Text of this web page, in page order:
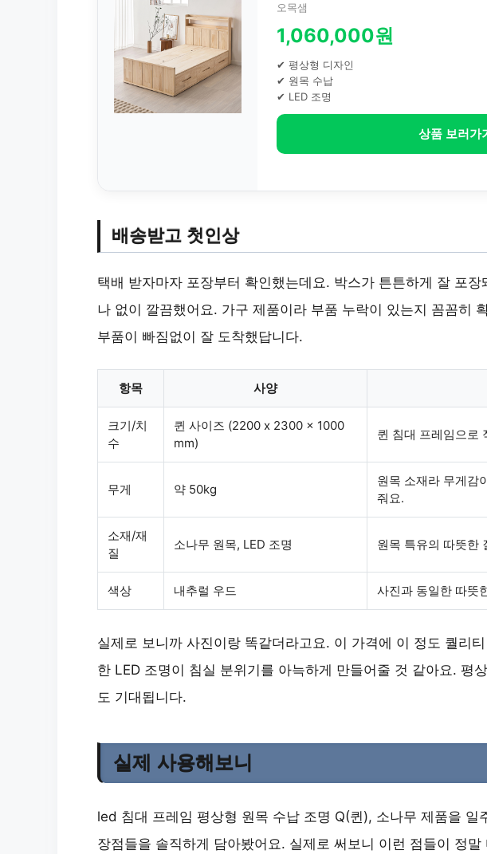
오목샘
1,060,000원
✔ 평상형 디자인
✔ 원목 수납
✔ LED 조명
상품 보러가
배송받고 첫인상
택배 받자마자 포장부터 확인했는데요. 박스가 튼튼하게 잘 포
나 없이 깔끔했어요. 가구 제품이라 부품 누락이 있는지 꼼꼼히
부품이 빠짐없이 잘 도착했답니다.
항목 사양
크기/치
수
퀸 사이즈 (2200 x 2300 x 1000
mm)
퀸 침대 프레임으로
무게 약 50kg
원목 소재라 무게감
줘요.
소재/재
질
소나무 원목, LED 조명 원목 특유의 따뜻한
색상 내추럴 우드 사진과 동일한 따뜻
실제로 보니까 사진이랑 똑같더라고요. 이 가격에 이 정도 퀄리
한 LED 조명이 침실 분위기를 아늑하게 만들어줄 것 같아요. 평
도 기대됩니다.
실제 사용해보니
led 침대 프레임 평상형 원목 수납 조명 Q(퀸), 소나무 제품을 일
장점들을 솔직하게 담아봤어요. 실제로 써보니 이런 점들이 정말